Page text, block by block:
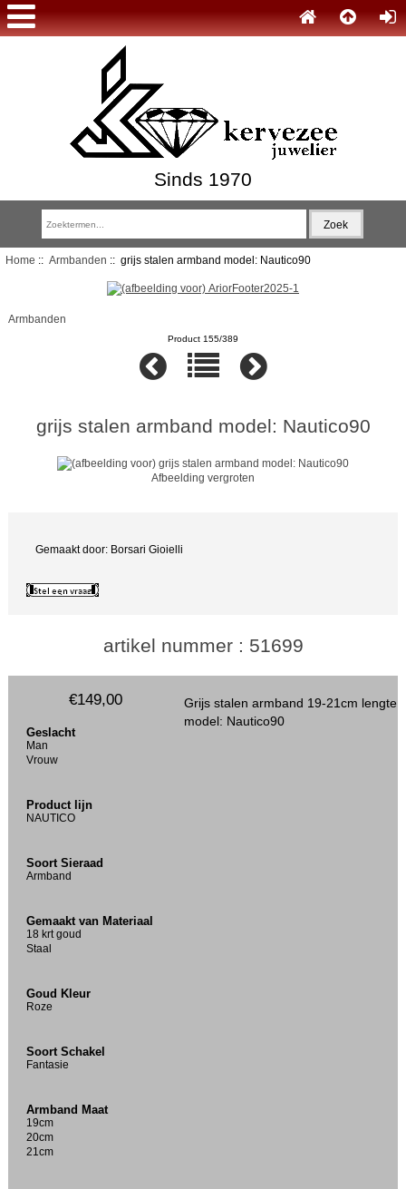
Sinds 1970
Home :: Armbanden :: grijs stalen armband model: Nautico90
Armbanden
Product 155/389
grijs stalen armband model: Nautico90
Afbeelding vergroten
Gemaakt door: Borsari Gioielli
artikel nummer : 51699
Grijs stalen armband 19-21cm lengte
model: Nautico90
€149,00
Geslacht
Man
Vrouw
Product lijn
NAUTICO
Soort Sieraad
Armband
Gemaakt van Materiaal
18 krt goud
Staal
Goud Kleur
Roze
Soort Schakel
Fantasie
Armband Maat
19cm
20cm
21cm